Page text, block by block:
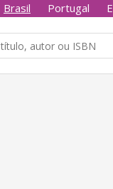
Brasil Portugal